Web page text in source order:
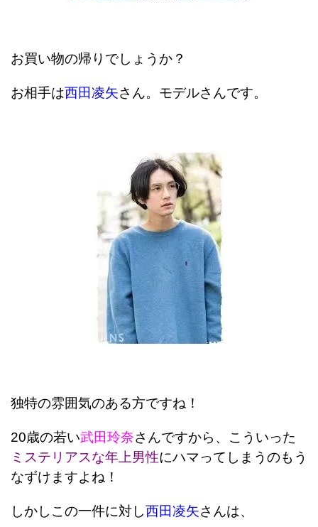
お買い物の帰りでしょうか？
お相手は西田凌矢さん。モデルさんです。
独特の雰囲気のある方ですね！
20歳の若い武田玲奈さんですから、こういった
ミステリアスな年上男性にハマってしまうのもう
なずけますよね！
しかしこの一件に対し西田凌矢さんは、